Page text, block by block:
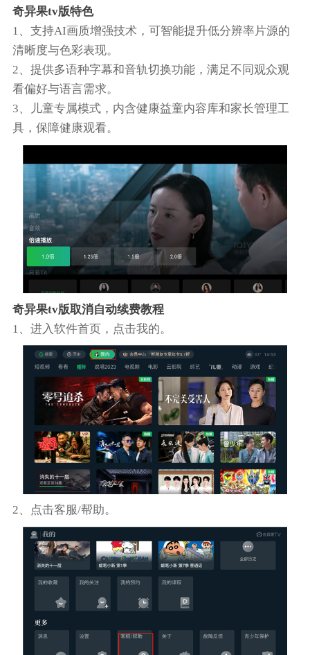
奇异果tv版特色
1、支持AI画质增强技术，可智能提升低分辨率片源的
清晰度与色彩表现。
2、提供多语种字幕和音轨切换功能，满足不同观众观
看偏好与语言需求。
3、儿童专属模式，内含健康益童内容库和家长管理工
具，保障健康观看。
奇异果tv版取消自动续费教程
1、进入软件首页，点击我的。
2、点击客服/帮助。